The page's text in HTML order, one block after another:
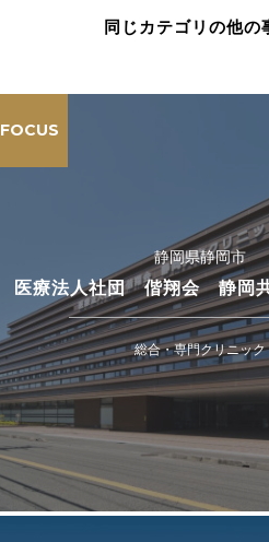
同じカテゴリの他の
FOCUS
静岡県静岡市
医療法人社団 偕翔会 静岡
総合・専門クリニック